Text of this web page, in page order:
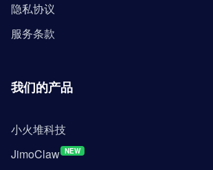
隐私协议
服务条款
我们的产品
小火堆科技
JimoClaw NEW